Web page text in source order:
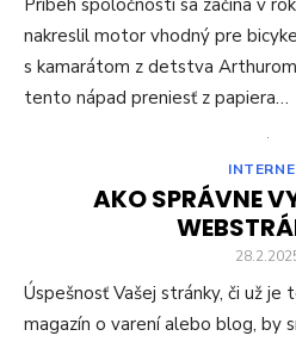
nakreslil motor vhodný pre
s kamarátom z detstva
tento nápad preniesť z papiera…
AKO SPRÁVNE
Úspešnosť Vašej stránky, či už je
magazín o varení alebo blog, by